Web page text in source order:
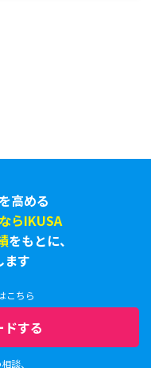
高める
らIKUSA
をもとに、
ます
こちら
する
談、